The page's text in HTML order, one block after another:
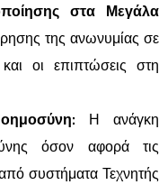
στα Μεγάλα
της ανωνυμίας σε
οι επιπτώσεις στη
Η ανάγκη
όσον αφορά τις
συστήματα Τεχνητής